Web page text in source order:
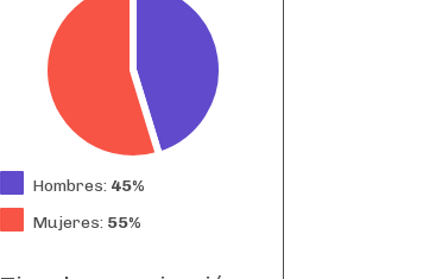
Hombres: 45%
Mujeres: 55%